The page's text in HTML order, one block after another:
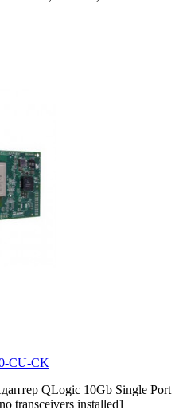
CU-CK
QLogic 10Gb Single Port
transceivers installed1